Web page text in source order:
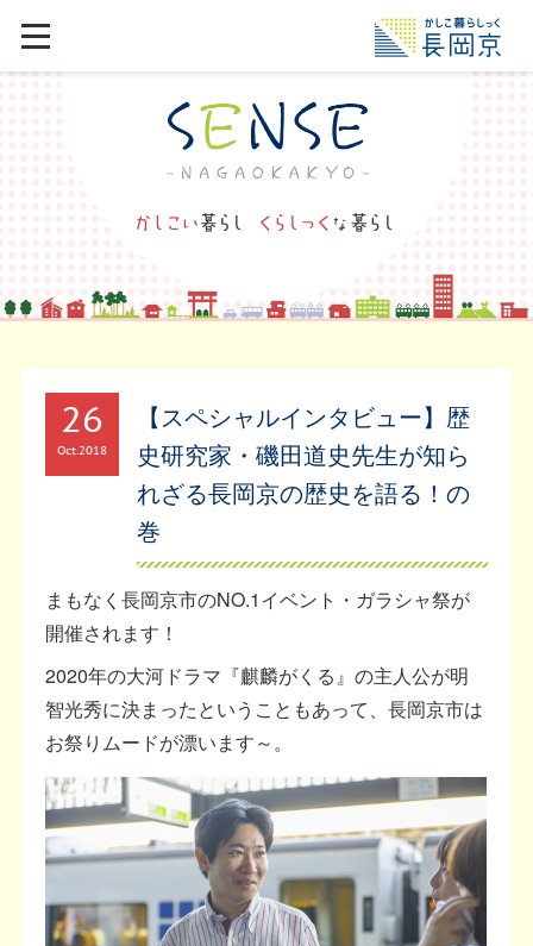
26
Oct2018
【スペシャルインタビュー】歴
史研究家・磯田道史先生が知ら
れざる長岡京の歴史を語る！の
巻
まもなく長岡京市のNO.1イベント・ガラシャ祭が
開催されます！
2020年の大河ドラマ『麒麟がくる』の主人公が明
智光秀に決まったということもあって、長岡京市は
お祭りムードが漂います～。